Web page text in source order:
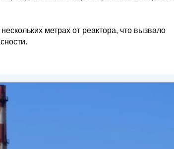
метрах от реактора, что вызвало